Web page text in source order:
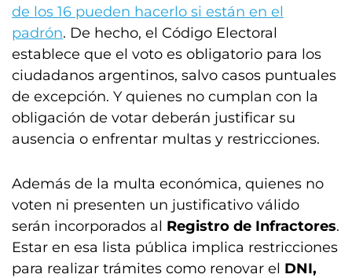
de los 16 pueden hacerlo si están en el
padrón. De hecho, el Código Electoral
establece que el voto es obligatorio para los
ciudadanos argentinos, salvo casos puntuales
de excepción. Y quienes no cumplan con la
obligación de votar deberán justificar su
ausencia o enfrentar multas y restricciones.
Además de la multa económica, quienes no
voten ni presenten un justificativo válido
serán incorporados al Registro de Infractores.
Estar en esa lista pública implica restricciones
para realizar trámites como renovar el DNI,